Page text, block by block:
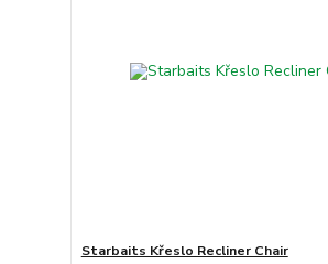
Starbaits Křeslo Recliner Chair